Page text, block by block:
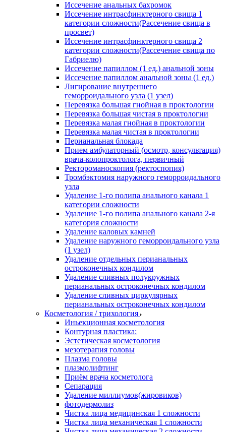
Иссечение анальных бахромок
Иссечение интрасфинктерного свища 1
категории сложности(Рассечение свища в
просвет)
Иссечение интрасфинктерного свища 2
категории сложности(Рассечение свища по
Габриелю)
Иссечение папиллом (1 ед.) анальной зоны
Иссечение папиллом анальной зоны (1 ед.)
Лигирование внутреннего
геморроидального узла (1 узел)
Перевязка большая гнойная в проктологии
Перевязка большая чистая в проктологии
Перевязка малая гнойная в проктологии
Перевязка малая чистая в проктологии
Перианальная блокада
Прием амбулаторный (осмотр, консультация)
врача-колопроктолога, первичный
Ректороманоскопия (ректоспопия)
Тромбэктомия наружного геморроидального
узла
Удаление 1-го полипа анального канала 1
категории сложности
Удаление 1-го полипа анального канала 2-я
категория сложности
Удаление каловых камней
Удаление наружного геморроидального узла
(1 узел)
Удаление отдельных перианальных
остроконечных кондилом
Удаление сливных полукружных
перианальных остроконечных кондилом
Удаление сливных циркулярных
перианальных остроконечных кондилом
Косметология / трихология
Иньекционная косметология
Контурная пластика:
Эстетическая косметология
мезотерапия головы
Плазма головы
плазмолифтинг
Приём врача косметолога
Сепарация
Удаление миллиумов(жировиков)
фотодермолиз
Чистка лица медицинская 1 сложности
Чистка лица механическая 1 сложности